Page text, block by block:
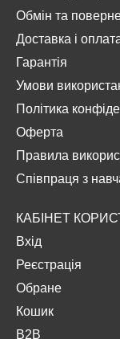
Обмін та
Доставка і
Гарантія
Умови
Політика
Оферта
Правила
Співпраця з
КАБІНЕТ
Вхід
Реєстрація
Обране
Кошик
B2B